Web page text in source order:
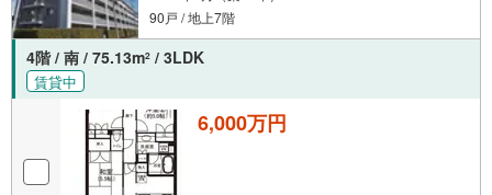
90戸 / 地上7階
4階 / 南 / 75.13m2 / 3LDK
賃貸中
6,000万円